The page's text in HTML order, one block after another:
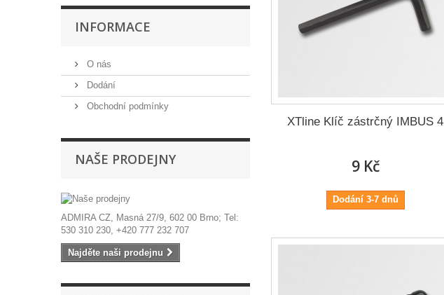
INFORMACE
O nás
Dodání
Obchodní podmínky
NAŠE PRODEJNY
ADMIRA CZ, Masná 27/9, 602 00 Brno; Tel:
530 310 230, +420 777 232 707
Najděte naši prodejnu
XTline Klíč zástrčný IMBUS 4
9 Kč
Dodání 3-7 dnů